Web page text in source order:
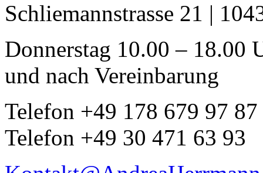
Schliemannstrasse 21 |
Donnerstag 10.00 – 18.00
und nach Vereinbarung
Telefon +49 178 679 97 87
Telefon +49 30 471 63 93